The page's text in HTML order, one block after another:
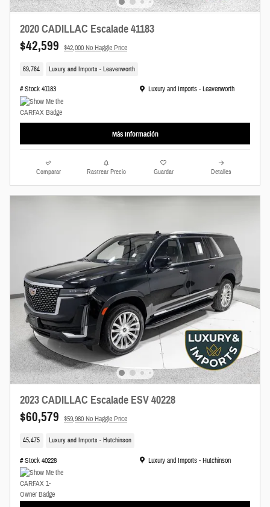
2020 CADILLAC Escalade 41183
$42,599 $42,000 No Haggle Price
69,764 Luxury and Imports - Leavenworth
# Stock 41183 Ubicación: Luxury and Imports - Leavenworth
Luxury and Imports - Leavenworth
Más Información
Comparar Rastrear Precio Guardar Detalles
2023 CADILLAC Escalade ESV 40228
$60,579 $59,980 No Haggle Price
45,475 Luxury and Imports - Hutchinson
# Stock 40228 Ubicación: Luxury and Imports - Hutchinson
Luxury and Imports - Hutchinson